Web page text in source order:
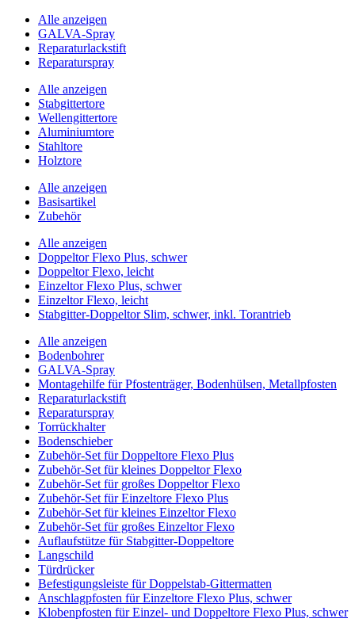
Alle anzeigen
GALVA-Spray
Reparaturlackstift
Reparaturspray
Alle anzeigen
Stabgittertore
Wellengittertore
Aluminiumtore
Stahltore
Holztore
Alle anzeigen
Basisartikel
Zubehör
Alle anzeigen
Doppeltor Flexo Plus, schwer
Doppeltor Flexo, leicht
Einzeltor Flexo Plus, schwer
Einzeltor Flexo, leicht
Stabgitter-Doppeltor Slim, schwer, inkl. Torantrieb
Alle anzeigen
Bodenbohrer
GALVA-Spray
Montagehilfe für Pfostenträger, Bodenhülsen, Metallpfosten
Reparaturlackstift
Reparaturspray
Torrückhalter
Bodenschieber
Zubehör-Set für Doppeltore Flexo Plus
Zubehör-Set für kleines Doppeltor Flexo
Zubehör-Set für großes Doppeltor Flexo
Zubehör-Set für Einzeltore Flexo Plus
Zubehör-Set für kleines Einzeltor Flexo
Zubehör-Set für großes Einzeltor Flexo
Auflaufstütze für Stabgitter-Doppeltore
Langschild
Türdrücker
Befestigungsleiste für Doppelstab-Gittermatten
Anschlagpfosten für Einzeltore Flexo Plus, schwer
Klobenpfosten für Einzel- und Doppeltore Flexo Plus, schwer